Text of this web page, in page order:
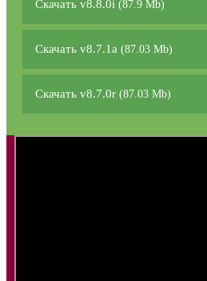
Скачать v8.8.0i (87.9 Mb)
Скачать v8.7.1a (87.03 Mb)
Скачать v8.7.0r (87.03 Mb)